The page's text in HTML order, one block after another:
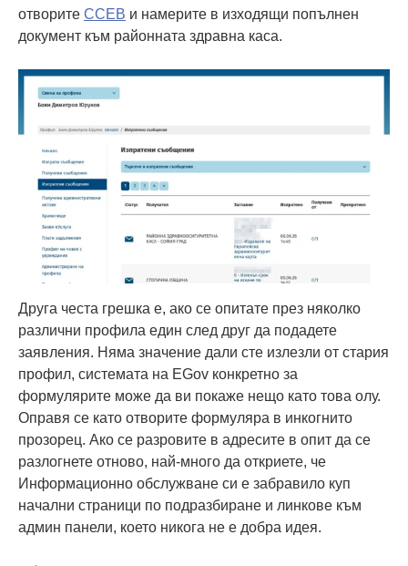
отворите ССЕВ и намерите в изходящи попълнен
документ към районната здравна каса.
Друга честа грешка е, ако се опитате през няколко
различни профила един след друг да подадете
заявления. Няма значение дали сте излезли от стария
профил, системата на EGov конкретно за
формулярите може да ви покаже нещо като това олу.
Оправя се като отворите формуляра в инкогнито
прозорец. Ако се разровите в адресите в опит да се
разлогнете отново, най-много да откриете, че
Информационно обслужване си е забравило куп
начални страници по подразбиране и линкове към
админ панели, което никога не е добра идея.